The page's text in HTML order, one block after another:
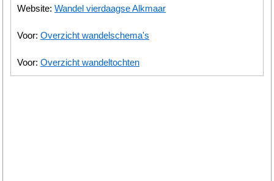
Website: Wandel vierdaagse Alkmaar
Voor: Overzicht wandelschema's
Voor: Overzicht wandeltochten